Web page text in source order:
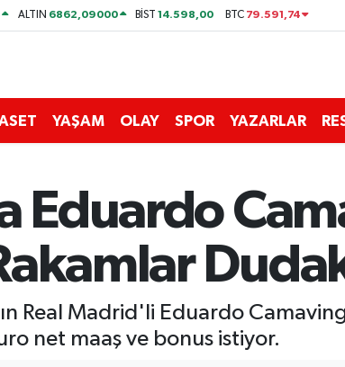
ALTIN 6862,09000 BİST14.598,00 BTC 79.591,74
YAŞAM OLAY SPOR YAZARLAR
Eduardo
Real Madrid'li Eduardo
net maaş ve bonus istiyor.